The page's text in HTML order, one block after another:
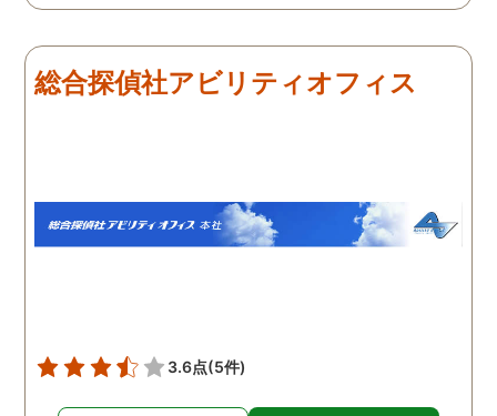
っかりとサポートしていた
になりました。さすが調査
のプロフェッショナルだと
から離婚を提案すること
みの日に妻は外出するこ
が多く、探偵にもその旨
入り、妻が男とラブホテ
に入って行った瞬間を押
えたとのことでした。あ
総合探偵社アビリティオフィス
3.6点(5件)